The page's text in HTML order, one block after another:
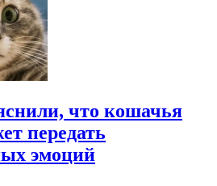
что кошачья
передать
эмоций